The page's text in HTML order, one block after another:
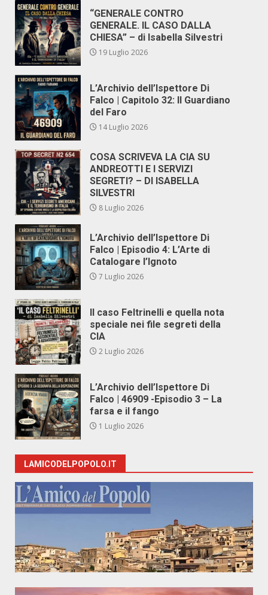
“GENERALE CONTRO
GENERALE. IL CASO DALLA
CHIESA” – di Isabella Silvestri
19 Luglio 2026
L’Archivio dell’Ispettore Di
Falco | Capitolo 32: Il Guardiano
del Faro
14 Luglio 2026
COSA SCRIVEVA LA CIA SU
ANDREOTTI E I SERVIZI
SEGRETI? – DI ISABELLA
SILVESTRI
8 Luglio 2026
L’Archivio dell’Ispettore Di
Falco | Episodio 4: L’Arte di
Catalogare l’Ignoto
7 Luglio 2026
Il caso Feltrinelli e quella nota
speciale nei file segreti della
CIA
2 Luglio 2026
L’Archivio dell’Ispettore Di
Falco | 46909 -Episodio 3 – La
farsa e il fango
1 Luglio 2026
LAMICODELPOPOLO.IT